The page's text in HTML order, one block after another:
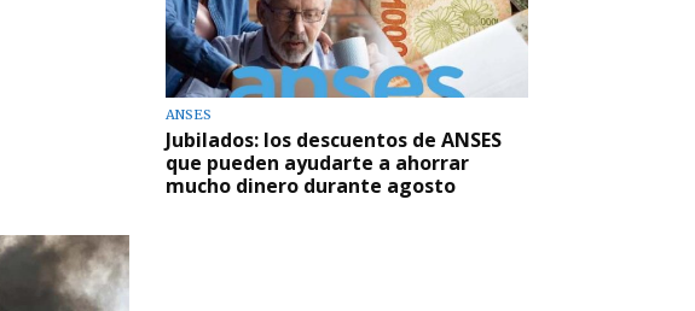
ANSES
Jubilados: los descuentos de ANSES
que pueden ayudarte a ahorrar
mucho dinero durante agosto